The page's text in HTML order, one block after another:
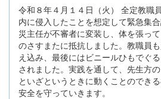
令和８年４月１４日（火） 全定教職
内に侵入したことを想定して緊急集
災主任が不審者に変装し、体を張っ
のさすまたに抵抗しました。教職員
え込み、最後にはビニールひもでぐ
されました。実践を通して、先生方
といざというときに動くことのでき
安全を守っていきます。